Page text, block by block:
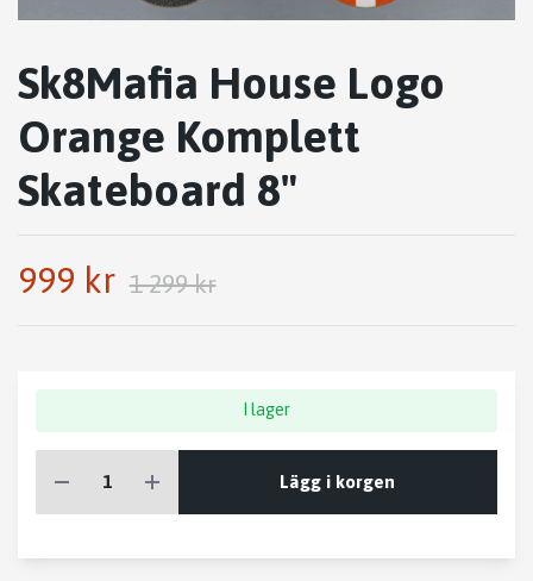
Sk8Mafia House Logo
Orange Komplett
Skateboard 8"
999 kr 1 299 kr
I lager
Lägg i korgen